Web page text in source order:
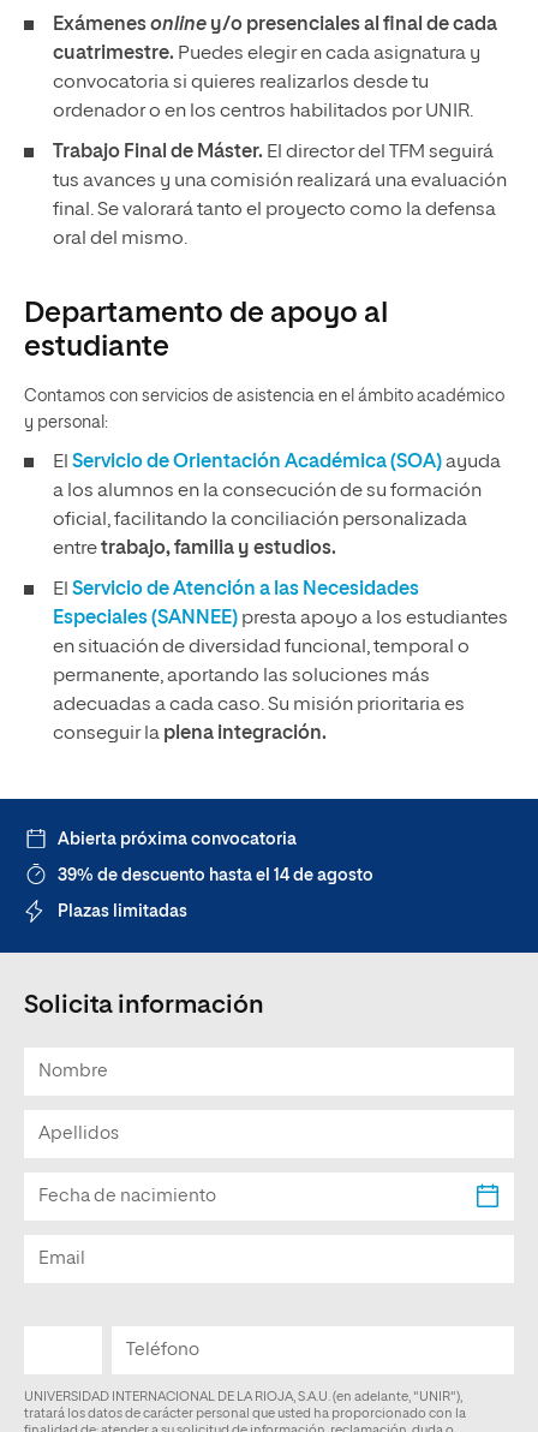
Exámenesonline y/o presenciales al final de cada
cuatrimestre. Puedes elegir en cada asignatura y
convocatoria si quieres realizarlos desde tu
ordenador o en los centros habilitados por UNIR.
Trabajo Final de Máster. El director del TFM seguirá
tus avances y una comisión realizará una evaluación
final. Se valorará tanto el proyecto como la defensa
oral del mismo.
Departamento de apoyo al
estudiante
Contamos con servicios de asistencia en el ámbito académico
y personal:
El Servicio de Orientación Académica (SOA)ayuda
a los alumnos en la consecución de su formación
oficial, facilitando la conciliación personalizada
entretrabajo, familia y estudios.
El Servicio de Atención a las Necesidades
Especiales (SANNEE) presta apoyo a los estudiantes
en situación de diversidad funcional, temporal o
permanente, aportando las soluciones más
adecuadas a cada caso. Su misión prioritaria es
conseguir la plena integración.
Abierta próxima convocatoria
39% de descuento hasta el 14 de agosto
Plazas limitadas
Solicita información